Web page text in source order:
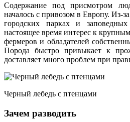
Содержание под присмотром
началось с привозом в Европу. Из-
городских парках и
настоящее время интерес к
фермеров и обладателей
Порода быстро привыкает к
доставляет много проблем при
Черный лебедь с птенцами
Зачем разводить